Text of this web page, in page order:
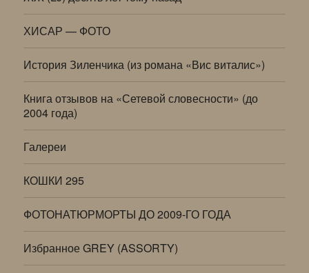
ХИСАР — ФОТО
История Зиленчика (из романа «Вис виталис»)
Книга отзывов на «Сетевой словесности» (до
2004 года)
Галереи
КОШКИ 295
ФОТОНАТЮРМОРТЫ ДО 2009-ГО ГОДА
Избранное GREY (ASSORTY)